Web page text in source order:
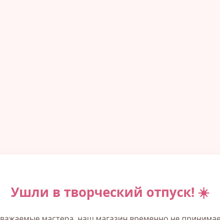
Ушли в творческий отпуск! ☀️